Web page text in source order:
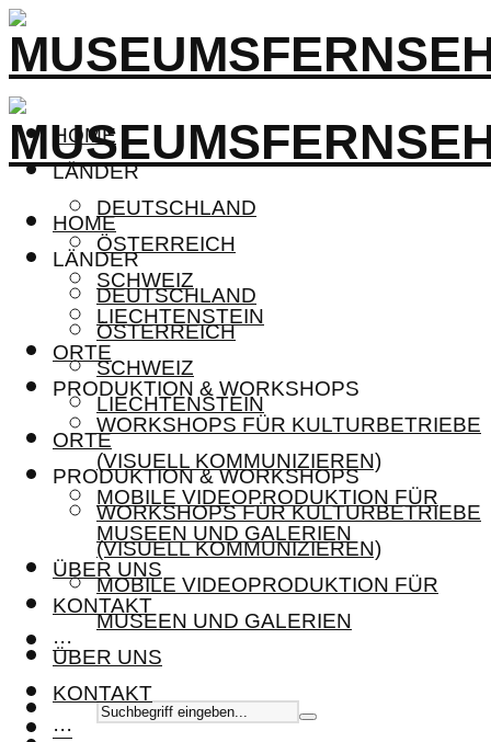
HOME
LÄNDER
DEUTSCHLAND
ÖSTERREICH
SCHWEIZ
LIECHTENSTEIN
ORTE
PRODUKTION & WORKSHOPS
WORKSHOPS FÜR KULTURBETRIEBE
(VISUELL KOMMUNIZIEREN)
MOBILE VIDEOPRODUKTION FÜR
MUSEEN UND GALERIEN
ÜBER UNS
KONTAKT
···
HOME
LÄNDER
DEUTSCHLAND
ÖSTERREICH
SCHWEIZ
LIECHTENSTEIN
ORTE
PRODUKTION & WORKSHOPS
WORKSHOPS FÜR KULTURBETRIEBE
(VISUELL KOMMUNIZIEREN)
MOBILE VIDEOPRODUKTION FÜR
MUSEEN UND GALERIEN
ÜBER UNS
KONTAKT
···